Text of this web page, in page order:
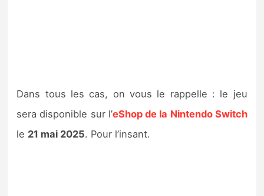
Dans tous les cas, on vous le rappelle : le jeu
sera disponible sur l’eShop de la Nintendo Switch
le 21 mai 2025. Pour l’insant.